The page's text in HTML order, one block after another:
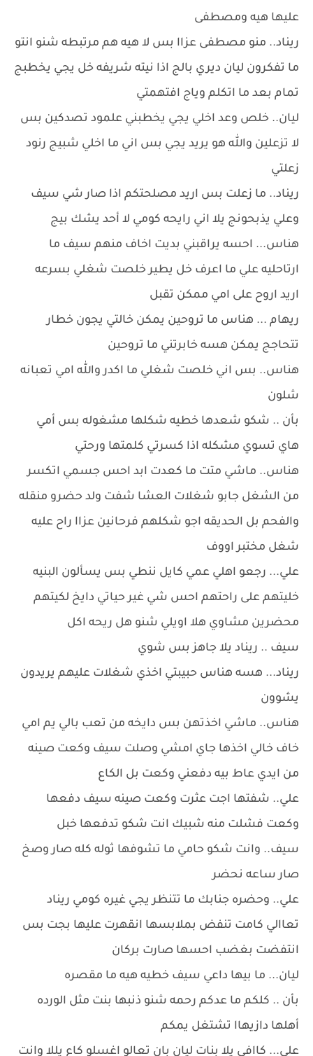
عليها هيه ومصطفى
ريناد.. منو مصطفى عزاا بس لا هيه هم مرتبطه شنو انتو
ما تفكرون ليان ديري بالج اذا نيته شريفه خل يجي يخطبج
تمام بعد ما اتكلم وياج افتهمتي
ليان.. خلص وعد اخلي يجي يخطبني علمود تصدكين بس
لا تزعلين والله هو يريد يجي بس اني ما اخلي شبيج رنود
زعلتي
ريناد.. ما زعلت بس اريد مصلحتكم اذا صار شي سيف
وعلي يذبحونج يلا اني رايحه كومي لا أحد يشك بيج
هناس... احسه يراقبني بديت اخاف منهم سيف ما
ارتاحليه علي ما اعرف خل يطير خلصت شغلي بسرعه
اريد اروح على امي ممكن تقبل
ريهام ... هناس ما تروحين يمكن خالتي يجون خطار
تتحاجج يمكن هسه خابرتني ما تروحين
هناس.. بس اني خلصت شغلي ما اكدر والله امي تعبانه
شلون
بأن .. شكو شعدها خطيه شكلها مشغوله بس أمي
هاي تسوي مشكله اذا كسرتي كلمتها ورحتي
هناس.. ماشي متت ما كعدت ابد احس جسمي اتكسر
من الشغل جابو شغلات العشا شفت ولد حضرو منقله
والفحم بل الحديقه اجو شكلهم فرحانين عزاا راح عليه
شغل مختبر اووف
علي... رجعو اهلي عمي كايل ننطي بس يسألون البنيه
خليتهم على راحتهم احس شي غير حياتي دايخ لكيتهم
محضرين مشاوي هلا اويلي شنو هل ريحه اكل
سيف .. ريناد يلا جاهز بس شوي
ريناد... هسه هناس حبيبتي اخذي شغلات عليهم يريدون
يشوون
هناس.. ماشي اخذتهن بس دايخه من تعب بالي يم امي
خاف خالي اخذها جاي امشي وصلت سيف وكعت صينه
من ايدي عاط بيه دفعني وكعت بل الكاع
علي.. شفتها اجت عثرت وكعت صينه سيف دفعها
وكعت فشلت منه شبيك انت شكو تدفعها خبل
سيف.. وانت شكو حامي ما تشوفها ثوله كله صار وصخ
صار ساعه نحضر
علي.. وحضره جنابك ما تتنظر يجي غيره كومي ريناد
تعاالي كامت تنفض بملابسها انقهرت عليها بجت بس
انتفضت بغضب احسها صارت بركان
ليان... ما بيها داعي سيف خطيه هيه ما مقصره
بأن .. كلكم ما عدكم رحمه شنو ذنبها بنت مثل الورده
أهلها دازيهاا تشتغل يمكم
علي... كاافي يلا بنات ليان بان تعالو اغسلو كاع يللا وانت